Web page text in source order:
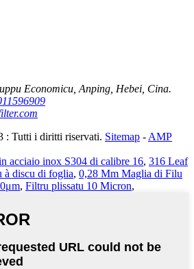
Economicu, Anping, Hebei, Cina.
: Tutti i diritti riservati. Sitemap - AMP
acciaio inox S304 di calibre 16, 316 Leaf
à discu di foglia, 0,28 Mm Maglia di Filu
, Filtru plissatu 10 Micron,